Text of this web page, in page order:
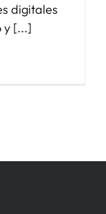
digitales
y [...]